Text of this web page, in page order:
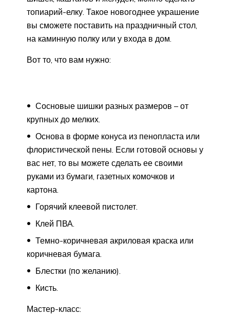
топиарий-елку. Такое новогоднее украшение
вы сможете поставить на праздничный стол,
на каминную полку или у входа в дом.
Вот то, что вам нужно:
Сосновые шишки разных размеров – от
крупных до мелких.
Основа в форме конуса из пенопласта или
флористической пены. Если готовой основы у
вас нет, то вы можете сделать ее своими
руками из бумаги, газетных комочков и
картона.
Горячий клеевой пистолет.
Клей ПВА.
Темно-коричневая акриловая краска или
коричневая бумага.
Блестки (по желанию).
Кисть.
Мастер-класс: